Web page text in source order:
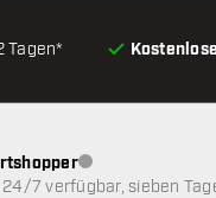
Tagen*
Kundenservice
24/7 verfügbar, sieben